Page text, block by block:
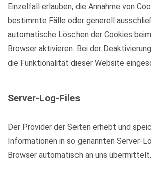
Einzelfall erlauben, die Annahme von
bestimmte Fälle oder generell
automatische Löschen der Cookies
Browser aktivieren. Bei der
die Funktionalität dieser Website
Server-Log-Files
Der Provider der Seiten erhebt und
Informationen in so genannten Server-
Browser automatisch an uns